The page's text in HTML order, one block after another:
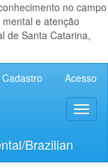
no campo
e atenção
de Santa Catarina,
Cadastro Acesso
Brazilian